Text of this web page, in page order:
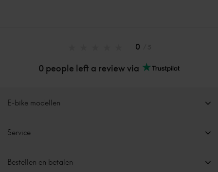
0
0 people left a review via
E-bike modellen
Service
Bestellen en betalen